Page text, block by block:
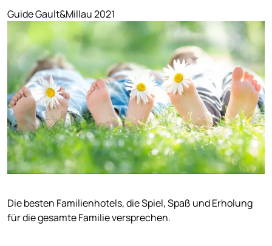
Guide Gault&Millau 2021
Die besten Familienhotels, die Spiel, Spaß und Erholung
für die gesamte Familie versprechen.